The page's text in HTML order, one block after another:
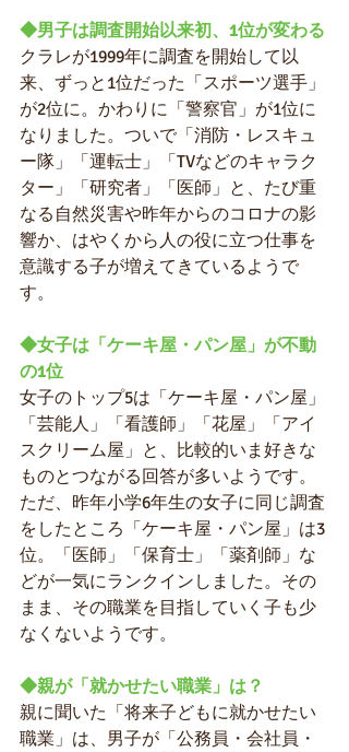
◆男子は調査開始以来初、1位が変わる
クラレが1999年に調査を開始して以
来、ずっと1位だった「スポーツ選手」
が2位に。かわりに「警察官」が1位に
なりました。ついで「消防・レスキュ
ー隊」「運転士」「TVなどのキャラク
ター」「研究者」「医師」と、たび重
なる自然災害や昨年からのコロナの影
響か、はやくから人の役に立つ仕事を
意識する子が増えてきているようで
す。
◆女子は「ケーキ屋・パン屋」が不動
の1位
女子のトップ5は「ケーキ屋・パン屋」
「芸能人」「看護師」「花屋」「アイ
スクリーム屋」と、比較的いま好きな
ものとつながる回答が多いようです。
ただ、昨年小学6年生の女子に同じ調査
をしたところ「ケーキ屋・パン屋」は3
位。「医師」「保育士」「薬剤師」な
どが一気にランクインしました。その
まま、その職業を目指していく子も少
なくないようです。
◆親が「就かせたい職業」は？
親に聞いた「将来子どもに就かせたい
職業」は、男子が「公務員・会社員・